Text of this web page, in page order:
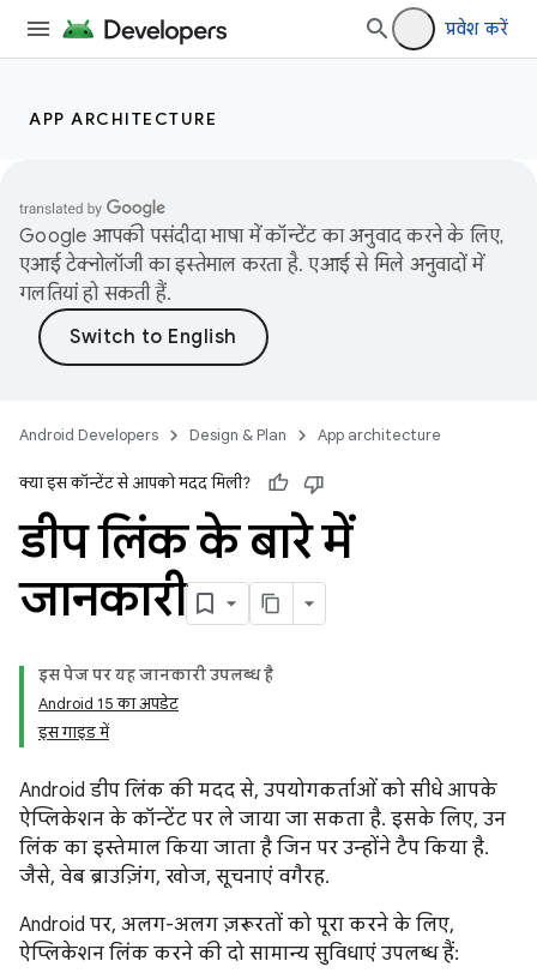
प्रवेश करें
APP ARCHITECTURE
Google आपकी पसंदीदा भाषा में कॉन्टेंट का अनुवाद करने के लिए,
एआई टेक्नोलॉजी का इस्तेमाल करता है. एआई से मिले अनुवादों में
गलतियां हो सकती हैं.
Android Developers Design & Plan App architecture
क्या इस कॉन्टेंट से आपको मदद मिली?
डीप लिंक के बारे में
जानकारी
इस पेज पर, यह जानकारी उपलब्ध है
Android 15 का अपडेट
इस गाइड में
Android डीप लिंक की मदद से, उपयोगकर्ताओं को सीधे आपके
ऐप्लिकेशन के कॉन्टेंट पर ले जाया जा सकता है. इसके लिए, उन
लिंक का इस्तेमाल किया जाता है जिन पर उन्होंने टैप किया है.
जैसे, वेब ब्राउज़िंग, खोज, सूचनाएं वगैरह.
Android पर, अलग-अलग ज़रूरतों को पूरा करने के लिए,
ऐप्लिकेशन लिंक करने की दो सामान्य सुविधाएं उपलब्ध हैं: